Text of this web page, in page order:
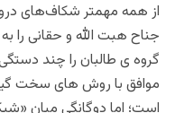
از همه مهمتر شکاف‌های
جناح هبت الله و حقانی را
گروه ی طالبان را چند
موافق با روش های سخت